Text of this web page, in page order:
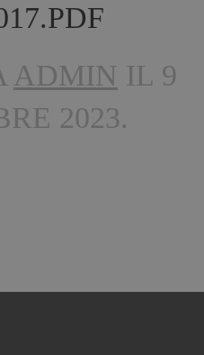
ADMIN IL 9
2023.